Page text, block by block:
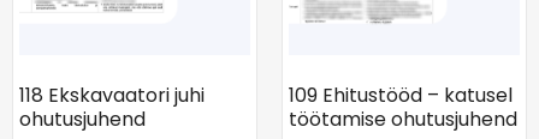
118 Ekskavaatori juhi
ohutusjuhend
109 Ehitustööd – katusel
töötamise ohutusjuhend